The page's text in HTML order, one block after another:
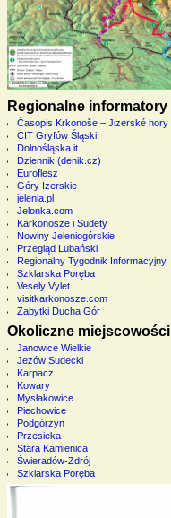
Regionalne informatory
Časopis Krkonoše – Jizerské hory
CIT Gryfów Śląski
Dolnośląska it
Dziennik (denik.cz)
Euroflesz
Góry Izerskie
jelenia.pl
Jelonka.com
Karkonosze i Sudety
Nowiny Jeleniogórskie
Przegląd Lubański
Regionalny Tygodnik Informacyjny
Szklarska Poręba
Vesely Vylet
visitkarkonosze.com
Zabytki Ducha Gór
Okoliczne miejscowości
Janowice Wielkie
Jeżów Sudecki
Karpacz
Kowary
Mysłakowice
Piechowice
Podgórzyn
Przesieka
Stara Kamienica
Świeradów-Zdrój
Szklarska Poręba